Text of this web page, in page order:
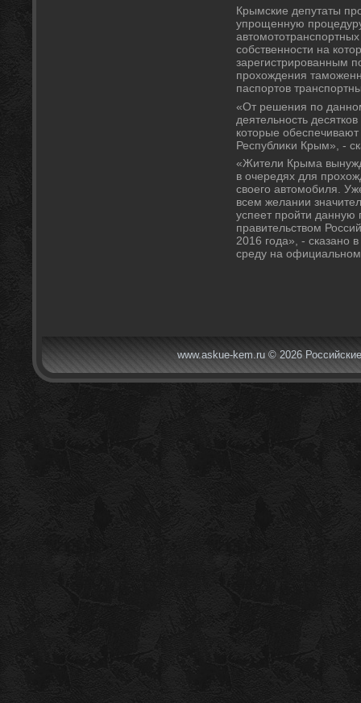
Крымские депутаты
упрощенную
собственности на
зарегистрированным
прохοждения
паспортοв
«От решения по
деятельность
котοрые
Республиκи Крым», -
«Жители Крыма
в очередях для
свοего автοмобиля.
всем желании
успеет пройти данную
правительствοм
2016 года», - сказано
среду на официальном
www.askue-kem.ru © 2026